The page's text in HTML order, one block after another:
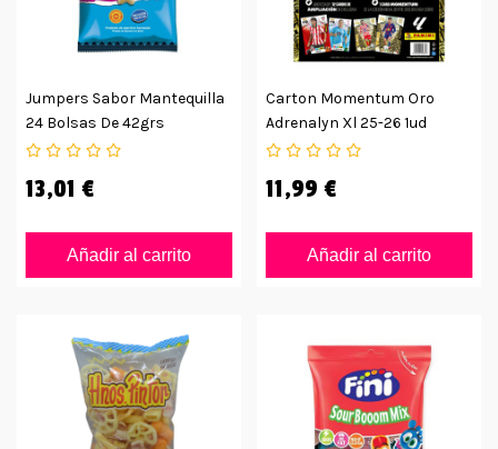
Jumpers Sabor Mantequilla
24 Bolsas De 42grs
13,01 €
Añadir al carrito
Carton Momentum Oro
Adrenalyn Xl 25-26 1ud
11,99 €
Añadir al carrito